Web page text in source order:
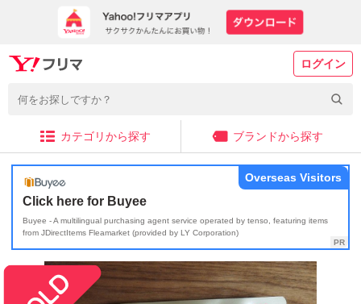
ログイン
カテゴリから探す ブランドから探す
Click here for Buyee
Buyee - A multilingual purchasing agent service operated by tenso, featuring items
from JDirectItems Fleamarket (provided by LY Corporation)
Overseas Visitors